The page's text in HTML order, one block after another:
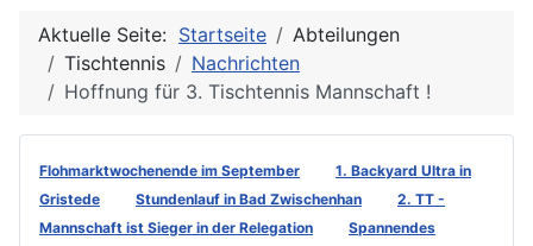
Aktuelle Seite: Startseite
Abteilungen
Tischtennis
Nachrichten
Hoffnung für 3. Tischtennis Mannschaft !
Flohmarktwochenende im September
1. Backyard Ultra in
Gristede
Stundenlauf in Bad Zwischenhan
2. TT -
Mannschaft ist Sieger in der Relegation
Spannendes